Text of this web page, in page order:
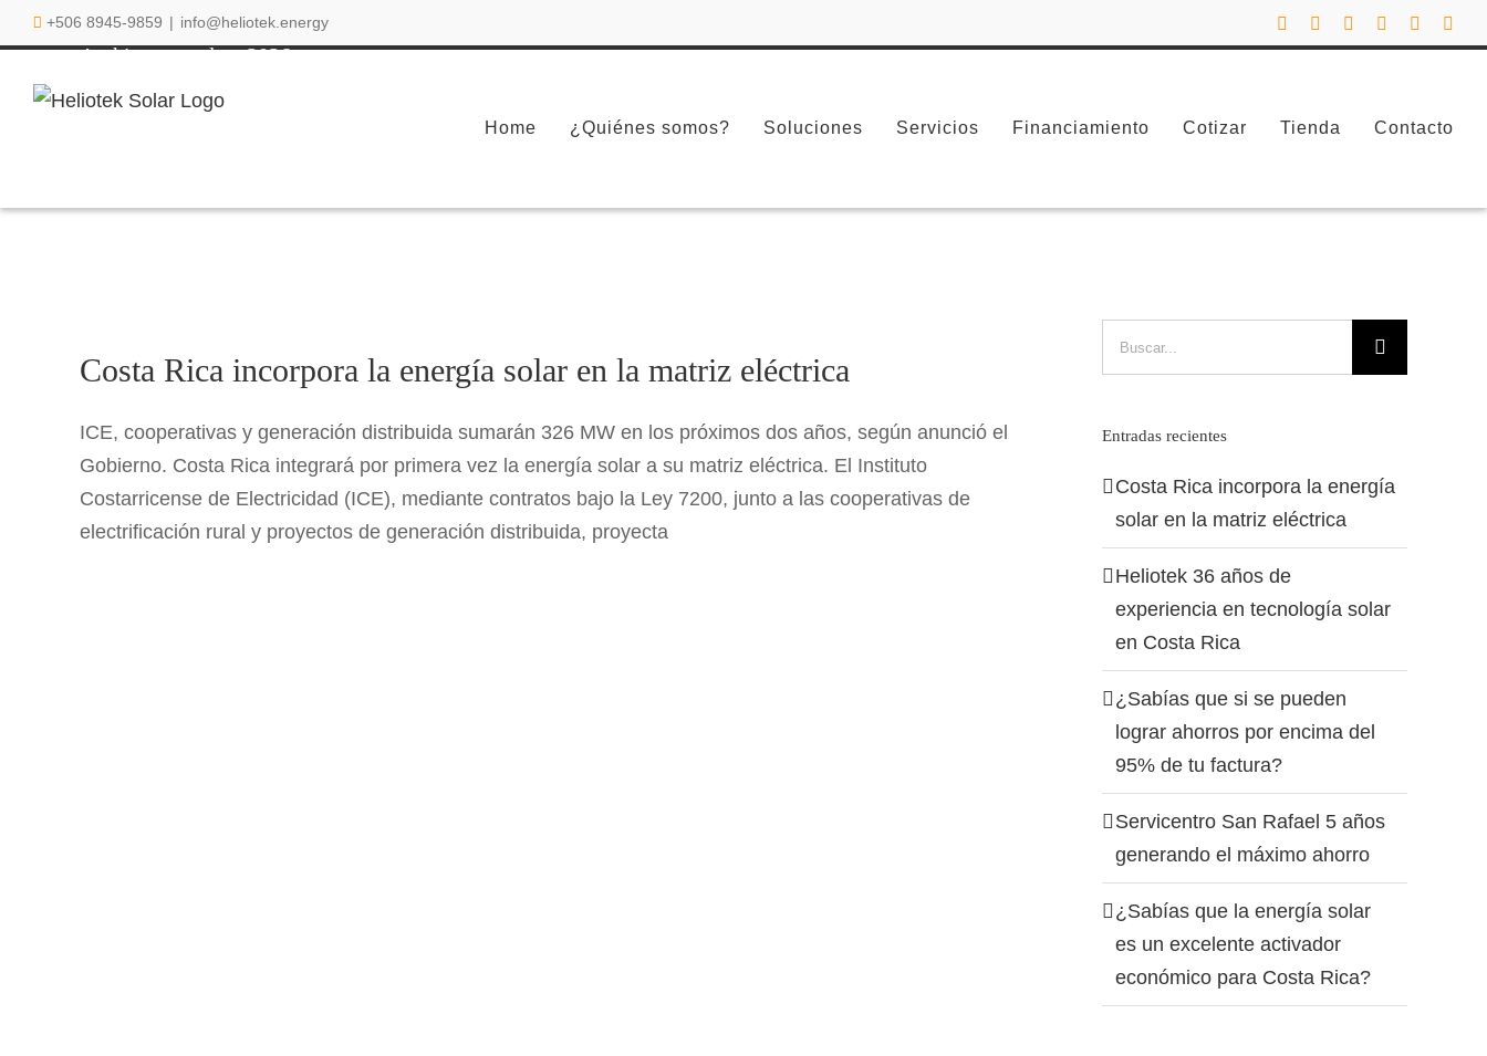
Saltar
al
contenido
+506 8945-9859 | info@heliotek.energy FacebookInstagramLinkedIn YouTube
Home ¿Quiénes somos? Soluciones Servicios Financiamiento Cotizar Tienda Contacto
Archivos anuales:2026
¿Sabías que? Actualidad Energía Solar Legislación Respaldo Eléctrico Tecnología
Costa Rica incorpora la energía solar en la matriz eléctrica
ICE, cooperativas y generación distribuida sumarán 326 MW en los próximos dos años, según anunció el
Gobierno. Costa Rica integrará por primera vez la energía solar a su matriz eléctrica. El Instituto
Costarricense de Electricidad (ICE), mediante contratos bajo la Ley 7200, junto a las cooperativas de
electrificación rural y proyectos de generación distribuida, proyecta
Entradas recientes
Costa Rica incorpora la energía
solar en la matriz eléctrica
Heliotek 36 años de
experiencia en tecnología solar
en Costa Rica
¿Sabías que si se pueden
lograr ahorros por encima del
95% de tu factura?
Servicentro San Rafael 5 años
generando el máximo ahorro
¿Sabías que la energía solar
es un excelente activador
económico para Costa Rica?